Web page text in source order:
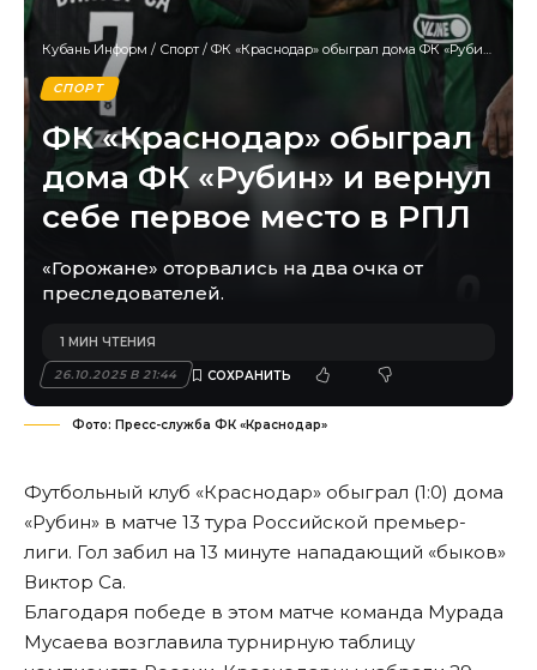
Кубань Информ / Спорт / ФК «Краснодар» обыграл дома ФК «Рубин» и вернул себе первое место в РПЛ
СПОРТ
ФК «Краснодар» обыграл
дома ФК «Рубин» и вернул
себе первое место в РПЛ
«Горожане» оторвались на два очка от
преследователей.
26.10.2025 В 21:44
1 МИН ЧТЕНИЯ
Фото: Пресс-служба ФК «Краснодар»
Футбольный клуб «Краснодар» обыграл (1:0) дома
«Рубин» в матче 13 тура Российской премьер-
лиги. Гол забил на 13 минуте нападающий «быков»
Виктор Са.
Благодаря победе в этом матче команда Мурада
Мусаева возглавила турнирную таблицу